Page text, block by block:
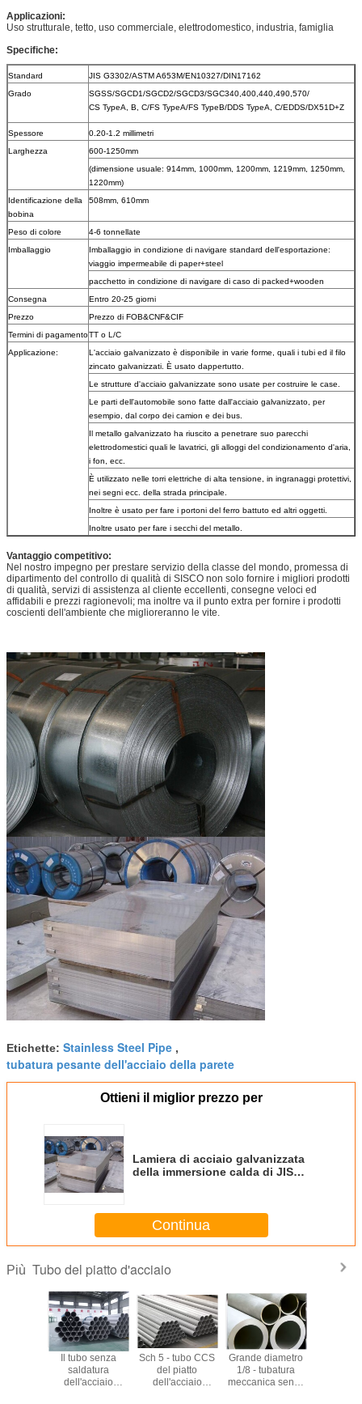
Applicazioni:
Uso strutturale, tetto, uso commerciale, elettrodomestico, industria, famiglia
Specifiche:
Standard
JIS G3302/ASTM A653M/EN10327/DIN17162
Grado
SGSS/SGCD1/SGCD2/SGCD3/SGC340,400,440,490,570/
CS TypeA, B, C/FS TypeA/FS TypeB/DDS TypeA, C/EDDS/DX51D+Z
Spessore
0.20-1.2 millimetri
Larghezza
600-1250mm
(dimensione usuale: 914mm, 1000mm, 1200mm, 1219mm, 1250mm,
1220mm)
Identificazione della
bobina
508mm, 610mm
Peso di colore
4-6 tonnellate
Imballaggio
Imballaggio in condizione di navigare standard dell'esportazione:
viaggio impermeabile di paper+steel
pacchetto in condizione di navigare di caso di packed+wooden
Consegna
Entro 20-25 giorni
Prezzo
Prezzo di FOB&CNF&CIF
Termini di pagamentoTT o L/C
Applicazione:
L'acciaio galvanizzato è disponibile in varie forme, quali i tubi ed il filo
zincato galvanizzati. È usato dappertutto.
Le strutture d'acciaio galvanizzate sono usate per costruire le case.
Le parti dell'automobile sono fatte dall'acciaio galvanizzato, per
esempio, dal corpo dei camion e dei bus.
Il metallo galvanizzato ha riuscito a penetrare suo parecchi
elettrodomestici quali le lavatrici, gli alloggi del condizionamento d'aria,
i fon, ecc.
È utilizzato nelle torri elettriche di alta tensione, in ingranaggi protettivi,
nei segni ecc. della strada principale.
Inoltre è usato per fare i portoni del ferro battuto ed altri oggetti.
Inoltre usato per fare i secchi del metallo.
Vantaggio competitivo:
Nel nostro impegno per prestare servizio della classe del mondo, promessa di
dipartimento del controllo di qualità di SISCO non solo fornire i migliori prodotti
di qualità, servizi di assistenza al cliente eccellenti, consegne veloci ed
affidabili e prezzi ragionevoli; ma inoltre va il punto extra per fornire i prodotti
coscienti dell'ambiente che miglioreranno le vite.
Etichette: Stainless Steel Pipe ,
tubatura pesante dell'acciaio della parete
Ottieni il miglior prezzo per
Lamiera di acciaio galvanizzata
della immersione calda di JIS
Continua
Più Tubo del piatto d'acciaio
Il tubo senza
saldatura
dell'acciaio
Sch 5 - tubo CCS
del piatto
dell'acciaio
Grande diametro
1/8 - tubatura
meccanica senza